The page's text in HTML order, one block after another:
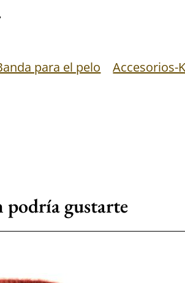
para el pelo Accesorios-
podría gustarte